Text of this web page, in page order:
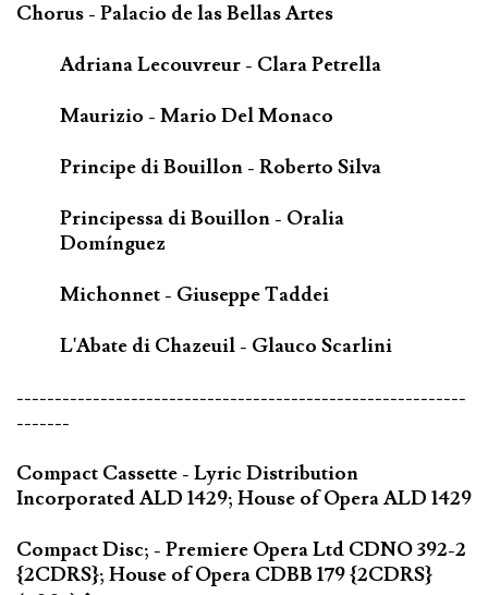
Chorus - Palacio de las Bellas Artes
Adriana Lecouvreur - Clara Petrella
Maurizio - Mario Del Monaco
Principe di Bouillon - Roberto Silva
Principessa di Bouillon - Oralia
Domínguez
Michonnet - Giuseppe Taddei
L'Abate di Chazeuil - Glauco Scarlini
-----------------------------------------------------------
-------
Compact Cassette - Lyric Distribution
Incorporated ALD 1429; House of Opera ALD 1429
Compact Disc; - Premiere Opera Ltd CDNO 392-2
{2CDRS}; House of Opera CDBB 179 {2CDRS}